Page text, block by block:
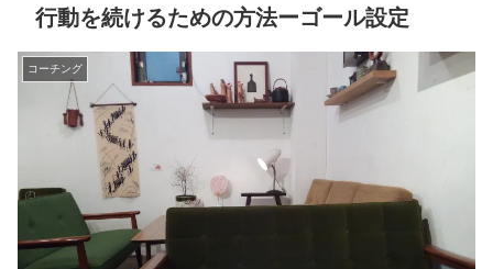
行動を続けるための方法ーゴール設定
コーチング